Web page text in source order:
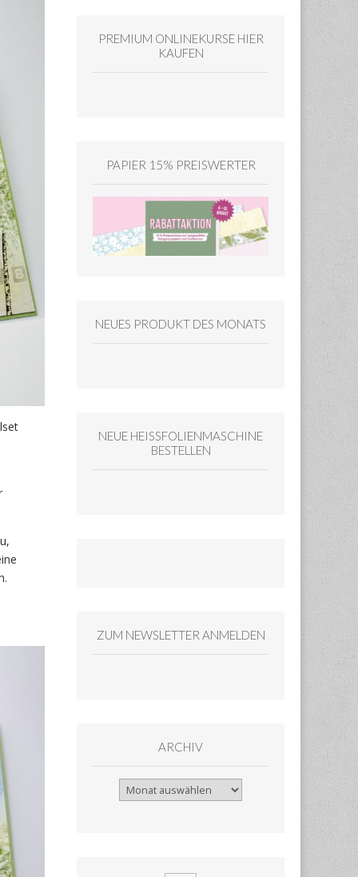
PREMIUM ONLINEKURSE HIER
KAUFEN
PAPIER 15% PREISWERTER
NEUES PRODUKT DES MONATS
NEUE HEISSFOLIENMASCHINE
BESTELLEN
ZUM NEWSLETTER ANMELDEN
ARCHIV
Archiv